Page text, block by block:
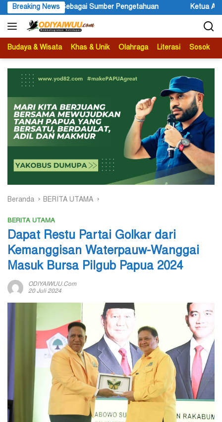
Langsung
ke
konten
Breaking NewsKetua APS Papua Pegunungan Sonni Lokobal:
Budaya & Wisata Khas & Unik Olahraga Literasi Sosok
Beranda BERITA UTAMA
BERITA UTAMA
Dapat Restu Partai Golkar dari
Kemanggisan Waterpauw-Wanggai
Masuk Bursa Pilgub Papua 2024
ODIYAIWUU.com
20 Juli 2024